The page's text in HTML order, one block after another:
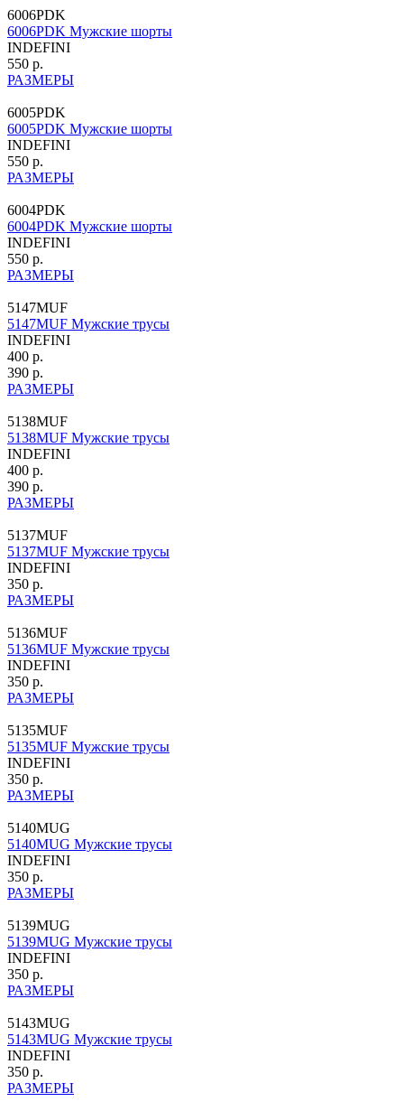
6006PDK
6006PDK Мужские шорты
INDEFINI
550 р.
РАЗМЕРЫ
6005PDK
6005PDK Мужские шорты
INDEFINI
550 р.
РАЗМЕРЫ
6004PDK
6004PDK Мужские шорты
INDEFINI
550 р.
РАЗМЕРЫ
5147MUF
5147MUF Мужские трусы
INDEFINI
400 р.
390 р.
РАЗМЕРЫ
5138MUF
5138MUF Мужские трусы
INDEFINI
400 р.
390 р.
РАЗМЕРЫ
5137MUF
5137MUF Мужские трусы
INDEFINI
350 р.
РАЗМЕРЫ
5136MUF
5136MUF Мужские трусы
INDEFINI
350 р.
РАЗМЕРЫ
5135MUF
5135MUF Мужские трусы
INDEFINI
350 р.
РАЗМЕРЫ
5140MUG
5140MUG Мужские трусы
INDEFINI
350 р.
РАЗМЕРЫ
5139MUG
5139MUG Мужские трусы
INDEFINI
350 р.
РАЗМЕРЫ
5143MUG
5143MUG Мужские трусы
INDEFINI
350 р.
РАЗМЕРЫ